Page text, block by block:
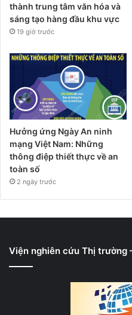
thành trung tâm văn hóa và
sáng tạo hàng đầu khu vực
19 giờ trước
Hưởng ứng Ngày An ninh
mạng Việt Nam: Những
thông điệp thiết thực về an
toàn số
2 ngày trước
Viện nghiên cứu Thị trường